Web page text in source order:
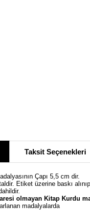
Taksit Seçenekleri
Çapı 5,5 cm dir.
Etiket üzerine baskı
olmayan Kitap Kurdu
madalyalarda